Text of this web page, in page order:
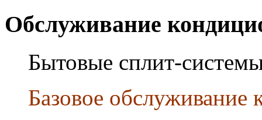
Обслуживание
Бытовые сплит-
Базовое обслуживание